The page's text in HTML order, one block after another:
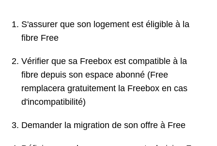
S'assurer que son logement est éligible à la
fibre Free
Vérifier que sa Freebox est compatible à la
fibre depuis son espace abonné (Free
remplacera gratuitement la Freebox en cas
d'incompatibilité)
Demander la migration de son offre à Free